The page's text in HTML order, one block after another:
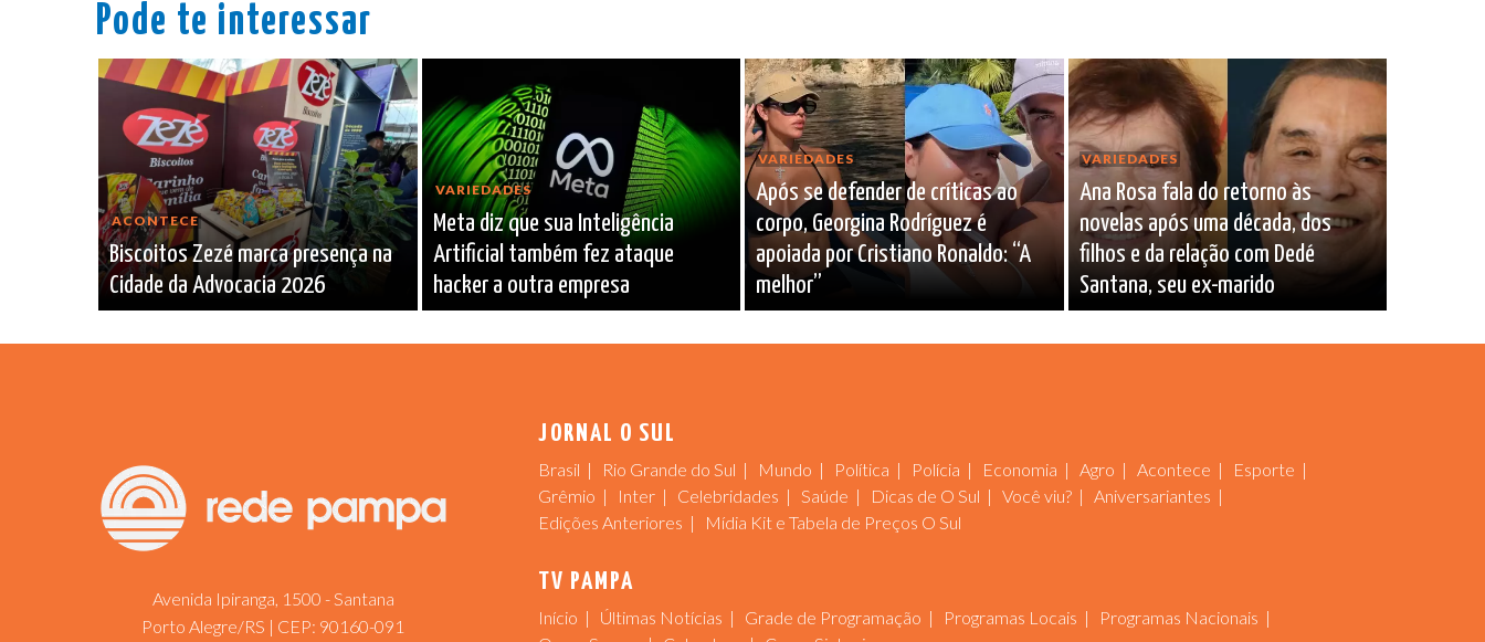
Pode te interessar
ACONTECE
Biscoitos Zezé marca presença na
Cidade da Advocacia 2026
VARIEDADES
Meta diz que sua Inteligência
Artificial também fez ataque
hacker a outra empresa
VARIEDADES
Após se defender de críticas ao
corpo, Georgina Rodríguez é
apoiada por Cristiano Ronaldo: “A
melhor”
VARIEDADES
Ana Rosa fala do retorno às
novelas após uma década, dos
filhos e da relação com Dedé
Santana, seu ex-marido
Avenida Ipiranga, 1500 - Santana
Porto Alegre/RS | CEP: 90160-091
JORNAL O SUL
Brasil Rio Grande do Sul Mundo Política Polícia Economia Agro Acontece
Esporte
Grêmio
Inter Celebridades Saúde Dicas de O Sul Você viu?
Aniversariantes
Edições Anteriores
Mídia Kit e Tabela de Preços O Sul
TV PAMPA
Início Últimas Notícias Grade de Programação Programas Locais
Programas Nacionais